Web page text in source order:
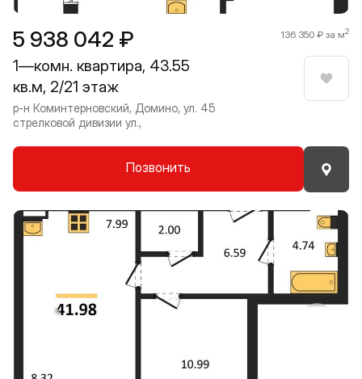
5 938 042 ₽ 136 350 ₽ за м2
1—комн. квартира, 43.55
кв.м, 2/21 этаж
р-н Коминтерновский, Домино, ул. 45
стрелковой дивизии ул.,
Позвонить
Прокрутить влево